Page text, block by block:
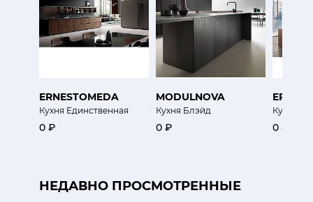
ERNESTOMEDA
Кухня Единственная
0 ₽
MODULNOVA
Кухня Блэйд
0 ₽
Кухня
0 ₽
НЕДАВНО ПРОСМОТРЕННЫЕ